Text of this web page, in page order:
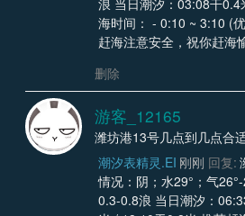
浪 当日潮汐：03:08干
海时间： - 0:10 ~ 3:10 (
赶海注意安全，祝你赶海
删除
游客_12165
潍坊港13号几点到几点合
潮汐表精灵.EI 刚刚 回复:
情况：阴；水29°；气
0.3-0.8浪 当日潮汐：